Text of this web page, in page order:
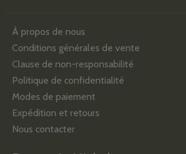
À propos de nous
Conditions générales de vente
Clause de non-responsabilité
Politique de confidentialité
Modes de paiement
Expédition et retours
Nous contacter